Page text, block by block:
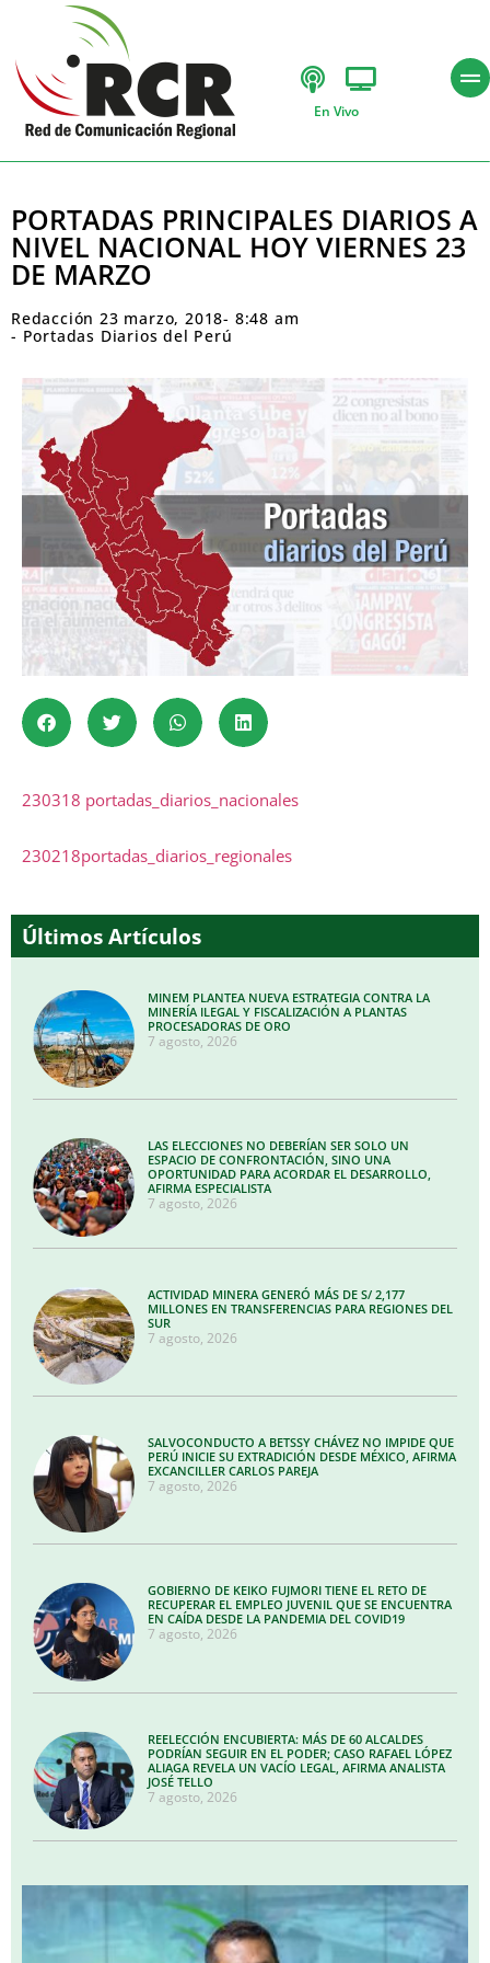
En Vivo
PORTADAS PRINCIPALES DIARIOS A
NIVEL NACIONAL HOY VIERNES 23
DE MARZO
Redacción 23 marzo, 2018- 8:48 am
- Portadas Diarios del Perú
230318 portadas_diarios_nacionales
230218portadas_diarios_regionales
Últimos Artículos
MINEM PLANTEA NUEVA ESTRATEGIA CONTRA LA
MINERÍA ILEGAL Y FISCALIZACIÓN A PLANTAS
PROCESADORAS DE ORO
7 agosto, 2026
LAS ELECCIONES NO DEBERÍAN SER SOLO UN
ESPACIO DE CONFRONTACIÓN, SINO UNA
OPORTUNIDAD PARA ACORDAR EL DESARROLLO,
AFIRMA ESPECIALISTA
7 agosto, 2026
ACTIVIDAD MINERA GENERÓ MÁS DE S/ 2,177
MILLONES EN TRANSFERENCIAS PARA REGIONES DEL
SUR
7 agosto, 2026
SALVOCONDUCTO A BETSSY CHÁVEZ NO IMPIDE QUE
PERÚ INICIE SU EXTRADICIÓN DESDE MÉXICO, AFIRMA
EXCANCILLER CARLOS PAREJA
7 agosto, 2026
GOBIERNO DE KEIKO FUJMORI TIENE EL RETO DE
RECUPERAR EL EMPLEO JUVENIL QUE SE ENCUENTRA
EN CAÍDA DESDE LA PANDEMIA DEL COVID19
7 agosto, 2026
REELECCIÓN ENCUBIERTA: MÁS DE 60 ALCALDES
PODRÍAN SEGUIR EN EL PODER; CASO RAFAEL LÓPEZ
ALIAGA REVELA UN VACÍO LEGAL, AFIRMA ANALISTA
JOSÉ TELLO
7 agosto, 2026